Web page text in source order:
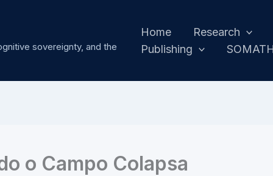
sovereignty, and the
Home
Research
Publishing
o Campo Colapsa